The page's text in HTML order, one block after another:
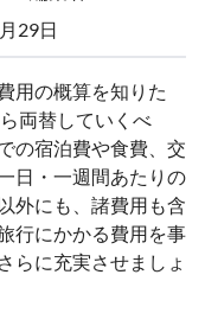
29日
用の概算を知りた
両替していくべ
の宿泊費や食費、交
日・一週間あたりの
外にも、諸費用も含
行にかかる費用を事
らに充実させましょ